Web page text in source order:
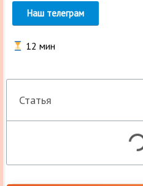
Наш телеграм
12 мин
Статья